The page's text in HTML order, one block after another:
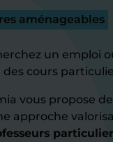
aménageables
un emploi
cours
vous propose
approche